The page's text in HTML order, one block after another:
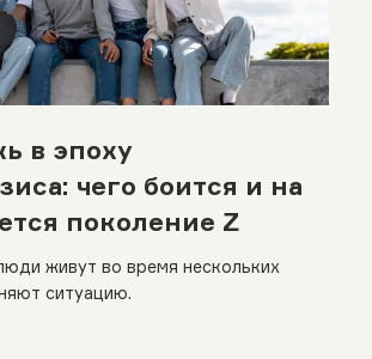
в эпоху
чего боится и на
поколение Z
живут во время нескольких
ситуацию.